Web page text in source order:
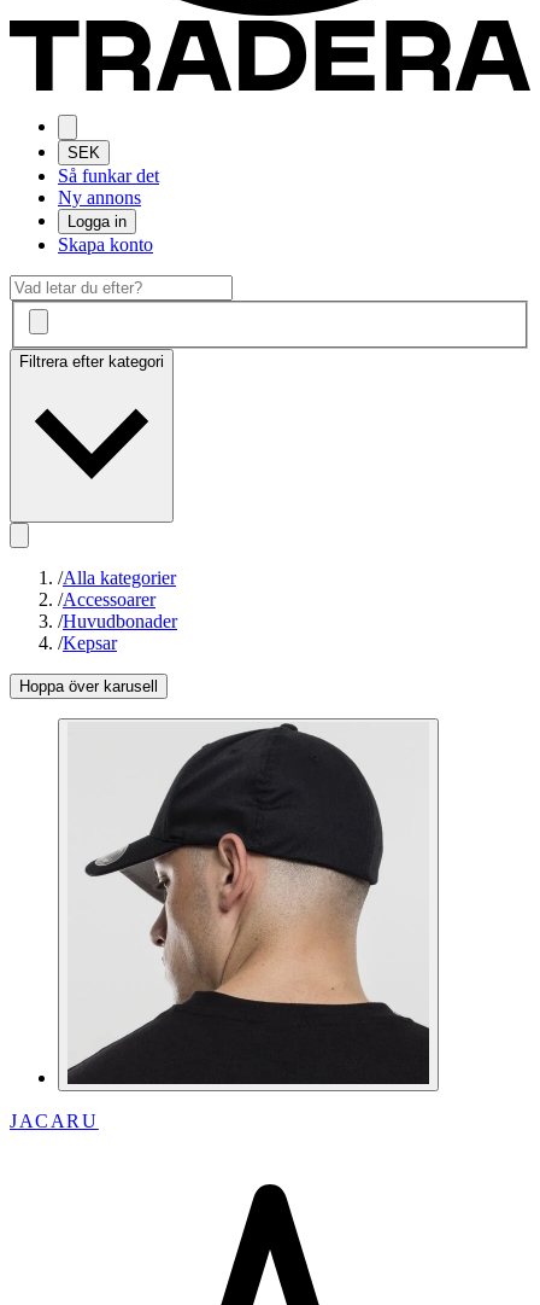
SEK
Så funkar det
Ny annons
Logga in
Skapa konto
Filtrera efter kategori
/Alla kategorier
/Accessoarer
/Huvudbonader
/Kepsar
Hoppa över karusell
JACARU